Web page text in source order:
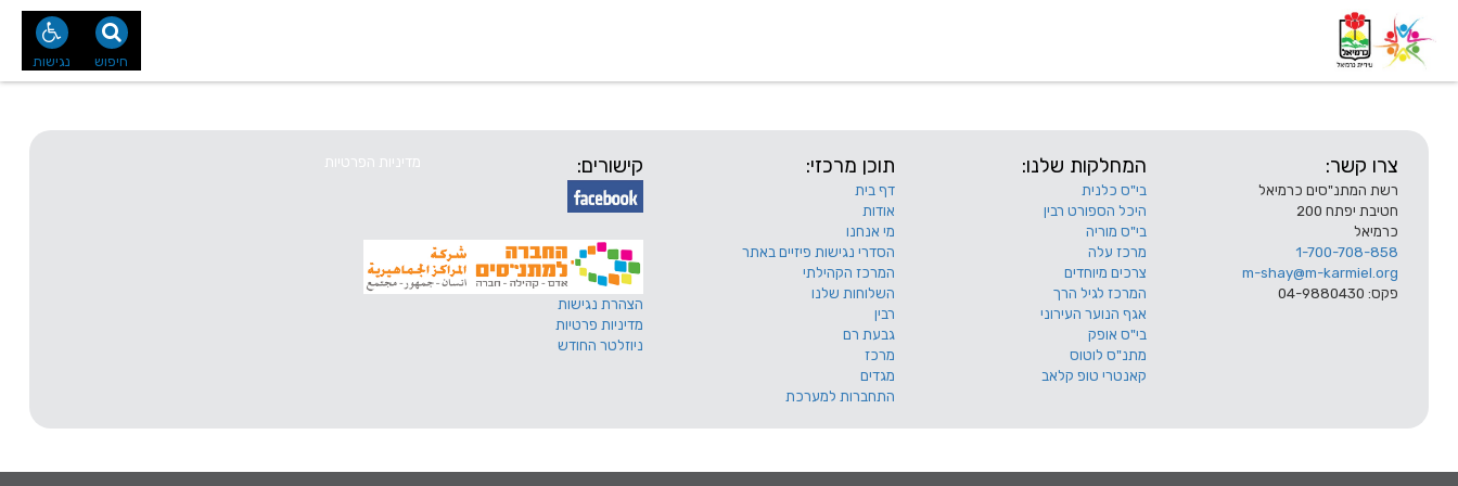
נגישות חיפוש
צרו קשר:
רשת המתנ"סים כרמיאל
חטיבת יפתח 200
כרמיאל
1-700-708-858
m-shay@m-karmiel.org
פקס: 04-9880430
המחלקות שלנו:
בי"ס כלנית
היכל הספורט רבין
בי"ס מוריה
מרכז עלה
צרכים מיוחדים
המרכז לגיל הרך
אגף הנוער העירוני
בי"ס אופק
מתנ"ס לוטוס
קאנטרי טופ קלאב
תוכן מרכזי:
דף בית
אודות
מי אנחנו
הסדרי נגישות פיזיים באתר
המרכז הקהילתי
השלוחות שלנו
רבין
גבעת רם
מרכז
מגדים
התחברות למערכת
קישורים:
הצהרת נגישות
מדיניות פרטיות
ניוזלטר החודש
מדיניות הפרטיות